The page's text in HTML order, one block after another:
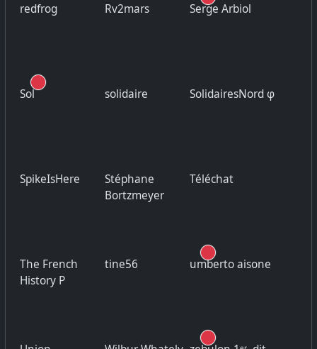
redfrog Rv2mars Serge Arbiol
Sol solidaire SolidairesNord φ
SpikeIsHere
Stéphane
Bortzmeyer
Téléchat
The French
History P
tine56 umberto aisone